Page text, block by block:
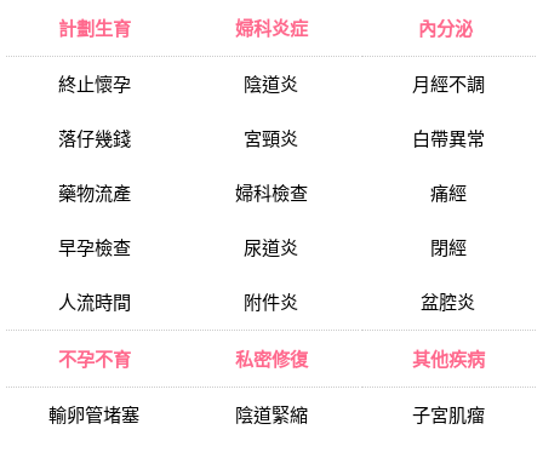
計劃生育
終止懷孕
落仔幾錢
藥物流產
早孕檢查
人流時間
婦科炎症
陰道炎
宮頸炎
婦科檢查
尿道炎
附件炎
內分泌
月經不調
白帶異常
痛經
閉經
盆腔炎
不孕不育
輸卵管堵塞
私密修復
陰道緊縮
其他疾病
子宮肌瘤